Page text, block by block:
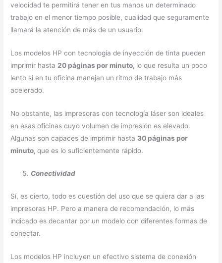
velocidad te permitirá tener en tus manos un determinado
trabajo en el menor tiempo posible, cualidad que seguramente
llamará la atención de más de un usuario.
Los modelos HP con tecnología de inyección de tinta pueden
imprimir hasta 20 páginas por minuto, lo que resulta un poco
lento si en tu oficina manejan un ritmo de trabajo más
acelerado.
No obstante, las impresoras con tecnología láser son ideales
en esas oficinas cuyo volumen de impresión es elevado.
Algunas son capaces de imprimir hasta 30 páginas por
minuto,que es lo suficientemente rápido.
Conectividad
Sí, es cierto, todo es cuestión del uso que se quiera dar a las
impresoras HP. Pero a manera de recomendación, lo más
indicado es decantar por un modelo con diferentes formas de
conectar.
Los modelos HP incluyen un efectivo sistema de conexión